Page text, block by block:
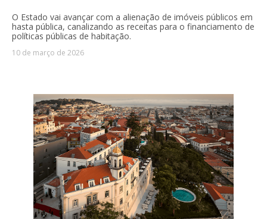
O Estado vai avançar com a alienação de imóveis públicos em
hasta pública, canalizando as receitas para o financiamento de
políticas públicas de habitação.
10 de março de 2026